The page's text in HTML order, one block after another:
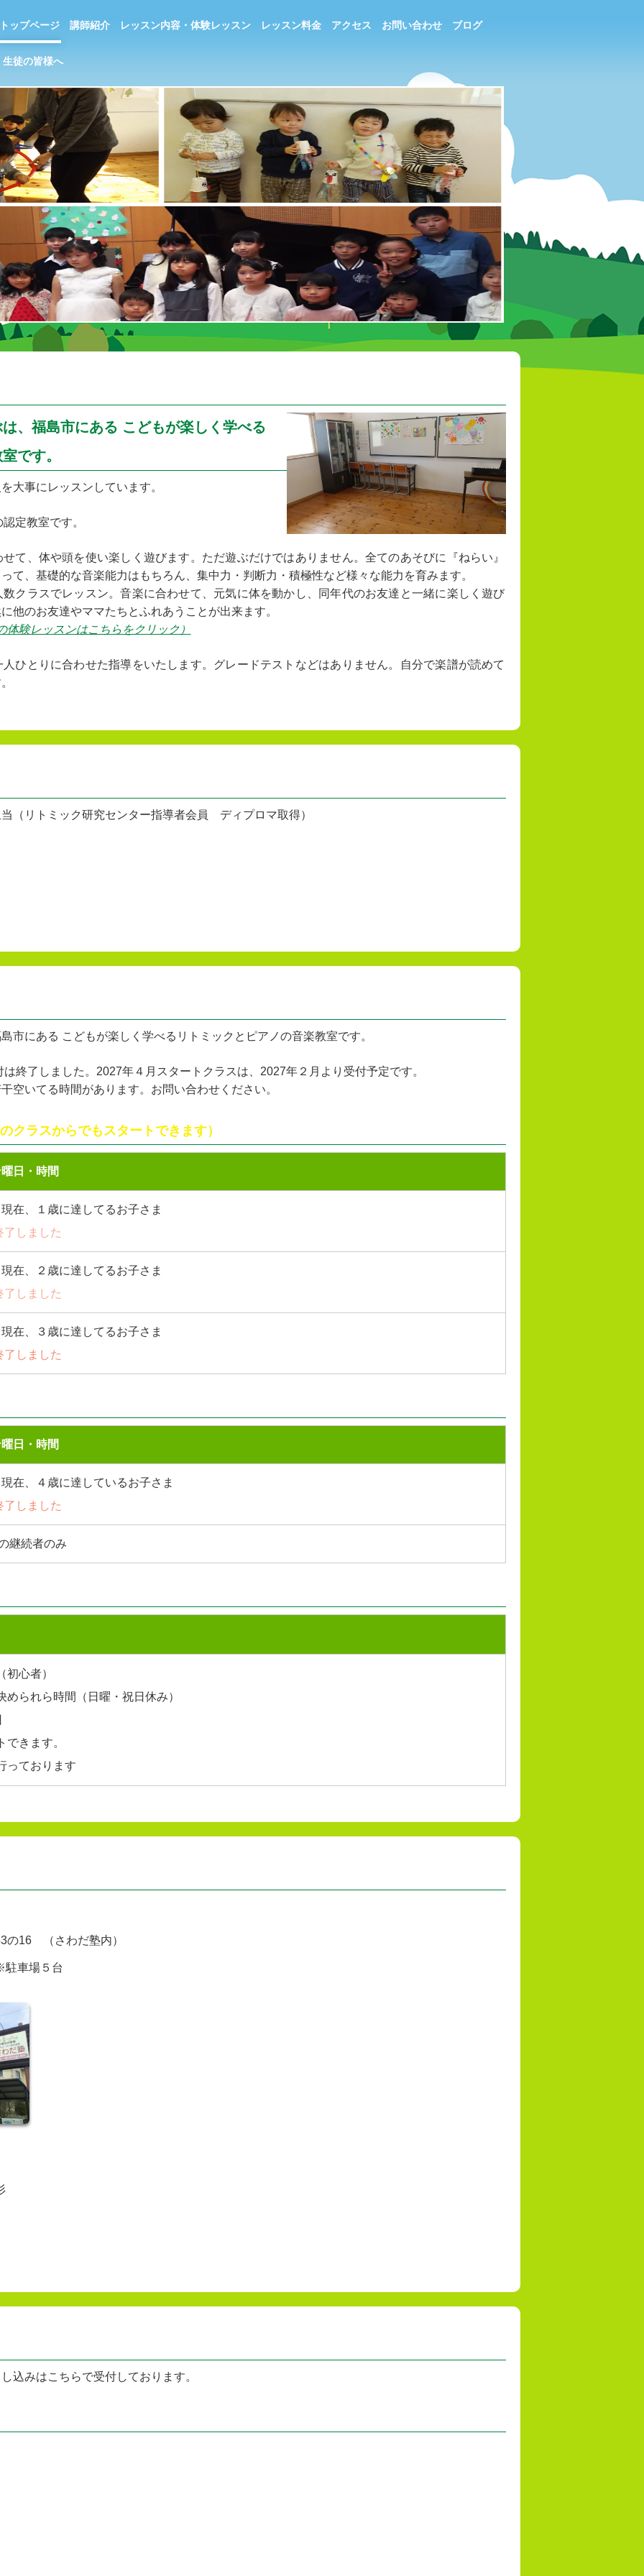
トップページ 講師紹介 レッスン内容・体験レッスン レッスン料金 アクセス お問い合わせ ブログ
生徒の皆様へ
、福島市にある こどもが楽しく学べる
です。
大事にレッスンしています。
認定教室です。
て、体や頭を使い楽しく遊びます。ただ遊ぶだけではありません。全てのあそびに『ねらい』
て、基礎的な音楽能力はもちろん、集中力・判断力・積極性など様々な能力を育みます。
クラスでレッスン。音楽に合わせて、元気に体を動かし、同年代のお友達と一緒に楽しく遊び
他のお友達やママたちとふれあうことが出来ます。
体験レッスンはこちらをクリック）
ひとりに合わせた指導をいたします。グレードテストなどはありません。自分で楽譜が読めて
リトミック研究センター指導者会員 ディプロマ取得）
にある こどもが楽しく学べるリトミックとピアノの音楽教室です。
終了しました。2027年４月スタートクラスは、2027年２月より受付予定です。
空いてる時間があります。お問い合わせください。
クラスからでもスタートできます）
日・時間
在、１歳に達してるお子さま
了しました
在、２歳に達してるお子さま
了しました
在、３歳に達してるお子さま
了しました
日・時間
在、４歳に達しているお子さま
了しました
継続者のみ
心者）
められら時間（日曜・祝日休み）
できます。
っております
の16 （さわだ塾内）
車場５台
込みはこちらで受付しております。